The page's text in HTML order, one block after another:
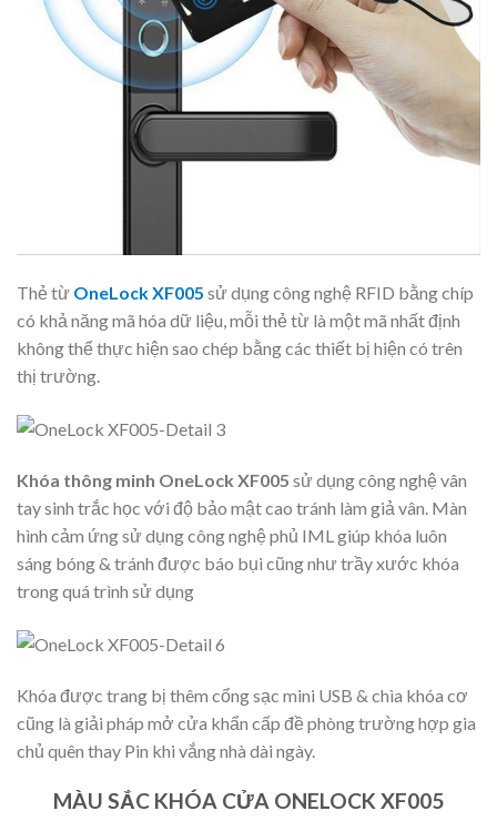
Thẻ từ OneLock XF005 sử dụng công nghệ RFID bằng chíp
có khả năng mã hóa dữ liệu, mỗi thẻ từ là một mã nhất định
không thể thực hiện sao chép bằng các thiết bị hiện có trên
thị trường.
Khóa thông minh OneLock XF005 sử dụng công nghệ vân
tay sinh trắc học với độ bảo mật cao tránh làm giả vân. Màn
hình cảm ứng sử dụng công nghệ phủ IML giúp khóa luôn
sáng bóng & tránh được báo bụi cũng như trầy xước khóa
trong quá trình sử dụng
Khóa được trang bị thêm cổng sạc mini USB & chìa khóa cơ
cũng là giải pháp mở cửa khẩn cấp đề phòng trường hợp gia
chủ quên thay Pin khi vắng nhà dài ngày.
MÀU SẮC KHÓA CỬA ONELOCK XF005